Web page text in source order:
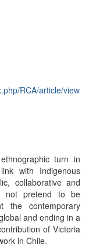
RCA/article/view
turn in
with Indigenous
collaborative and
not pretend to be
the contemporary
and ending in a
of Victoria
in Chile.